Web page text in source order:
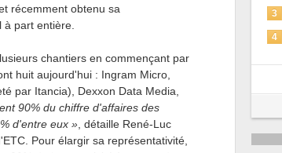
récemment obtenu sa
part entière.
chantiers en commençant par
huit aujourd'hui : Ingram Micro,
par Itancia), Dexxon Data Media,
90% du chiffre d'affaires des
d'entre eux » , détaille René-Luc
Pour élargir sa représentativité,
3 Sécuriser les IA par l'IA
5
Une IA de confiance pour une IA
plus sûre ?